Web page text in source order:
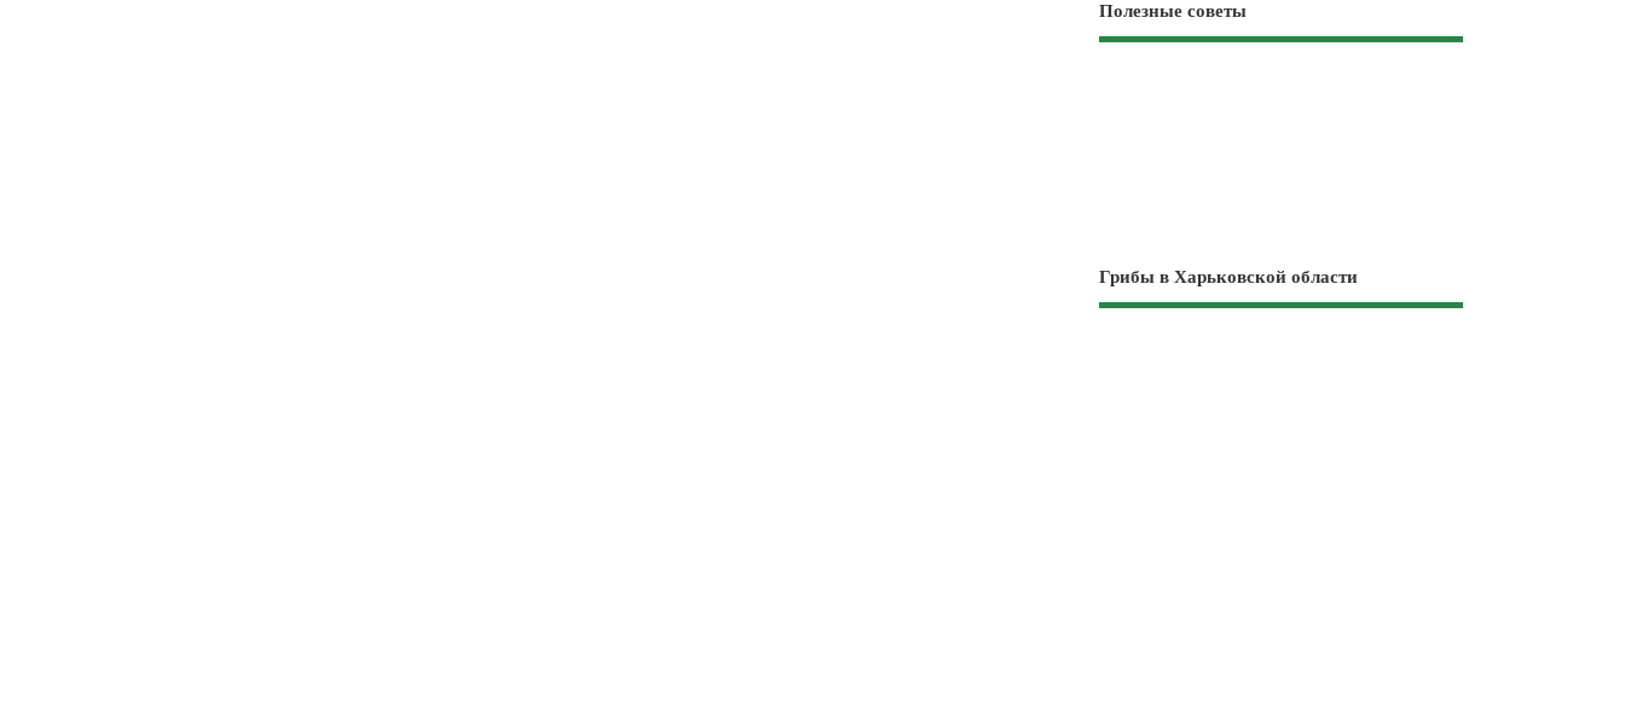
Полезные советы
Грибы в Харьковской области